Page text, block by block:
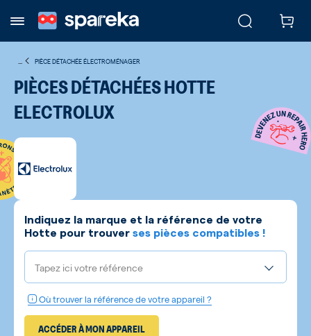
PIÈCE DÉTACHÉE ÉLECTROMÉNAGER
PIÈCES DÉTACHÉES HOTTE
ELECTROLUX
Indiquez la marque et la référence de votre
Hotte pour trouver ses pièces compatibles !
Tapez ici votre référence
Où trouver la référence de votre appareil ?
ACCÉDER À MON APPAREIL